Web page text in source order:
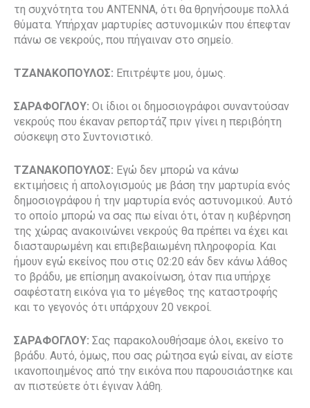
τη συχνότητα του ΑΝΤΕΝΝΑ, ότι θα θρηνήσουμε πολλά
θύματα. Υπήρχαν μαρτυρίες αστυνομικών που έπεφταν
πάνω σε νεκρούς, που πήγαιναν στο σημείο.
ΤΖΑΝΑΚΟΠΟΥΛΟΣ: Επιτρέψτε μου, όμως.
ΣΑΡΑΦΟΓΛΟΥ: Οι ίδιοι οι δημοσιογράφοι συναντούσαν
νεκρούς που έκαναν ρεπορτάζ πριν γίνει η περιβόητη
σύσκεψη στο Συντονιστικό.
ΤΖΑΝΑΚΟΠΟΥΛΟΣ: Εγώ δεν μπορώ να κάνω
εκτιμήσεις ή απολογισμούς με βάση την μαρτυρία ενός
δημοσιογράφου ή την μαρτυρία ενός αστυνομικού. Αυτό
το οποίο μπορώ να σας πω είναι ότι, όταν η κυβέρνηση
της χώρας ανακοινώνει νεκρούς θα πρέπει να έχει και
διασταυρωμένη και επιβεβαιωμένη πληροφορία. Και
ήμουν εγώ εκείνος που στις 02:20 εάν δεν κάνω λάθος
το βράδυ, με επίσημη ανακοίνωση, όταν πια υπήρχε
σαφέστατη εικόνα για το μέγεθος της καταστροφής
και το γεγονός ότι υπάρχουν 20 νεκροί.
ΣΑΡΑΦΟΓΛΟΥ: Σας παρακολουθήσαμε όλοι, εκείνο το
βράδυ. Αυτό, όμως, που σας ρώτησα εγώ είναι, αν είστε
ικανοποιημένος από την εικόνα που παρουσιάστηκε και
αν πιστεύετε ότι έγιναν λάθη.